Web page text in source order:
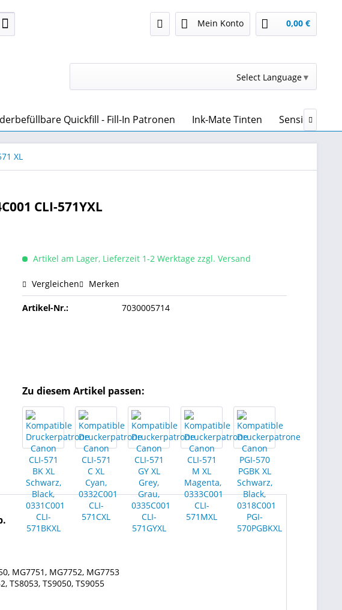
Mein Konto 0,00 €
Select Language▼
Quickfill - Fill-In Patronen Ink-Mate Tinten Sensient

XL
CLI-571YXL
Artikel am Lager, Lieferzeit 1-2 Werktage zzgl. Versand
Vergleichen Merken
Artikel-Nr.: 7030005714
Zu diesem Artikel passen:
MG7751, MG7752, MG7753
TS8053, TS9050, TS9055